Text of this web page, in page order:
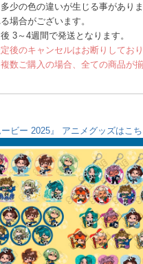
少の色の違いが生じる事がありま
場合がございます。
3～4週間で発送となります。
後のキャンセルはお断りしており
数ご購入の場合、全ての商品が
ービー 2025』 アニメグッズはこ